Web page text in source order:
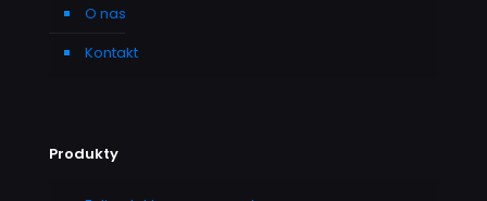
O nas
Kontakt
Produkty